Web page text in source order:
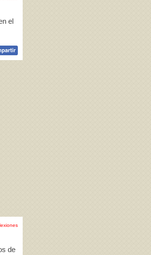
el
de